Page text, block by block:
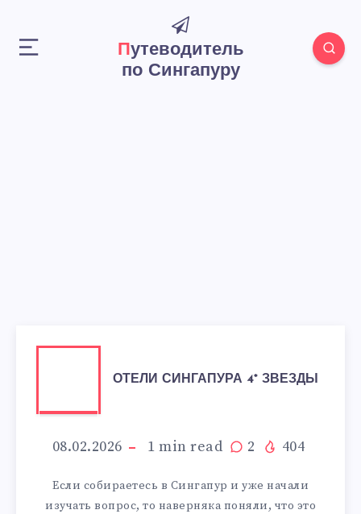
Путеводитель
по Сингапуру
ОТЕЛИ
СИНГАПУРА
4*
ЗВЕЗДЫ
ОТЕЛИ СИНГАПУРА 4* ЗВЕЗДЫ
08.02.2026 1 min read 2 404
Если собираетесь в Сингапур и уже начали
изучать вопрос, то наверняка поняли, что это